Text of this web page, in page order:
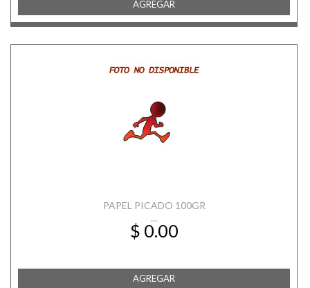
AGREGAR
PAPEL PICADO 100GR
...
$ 0.00
AGREGAR